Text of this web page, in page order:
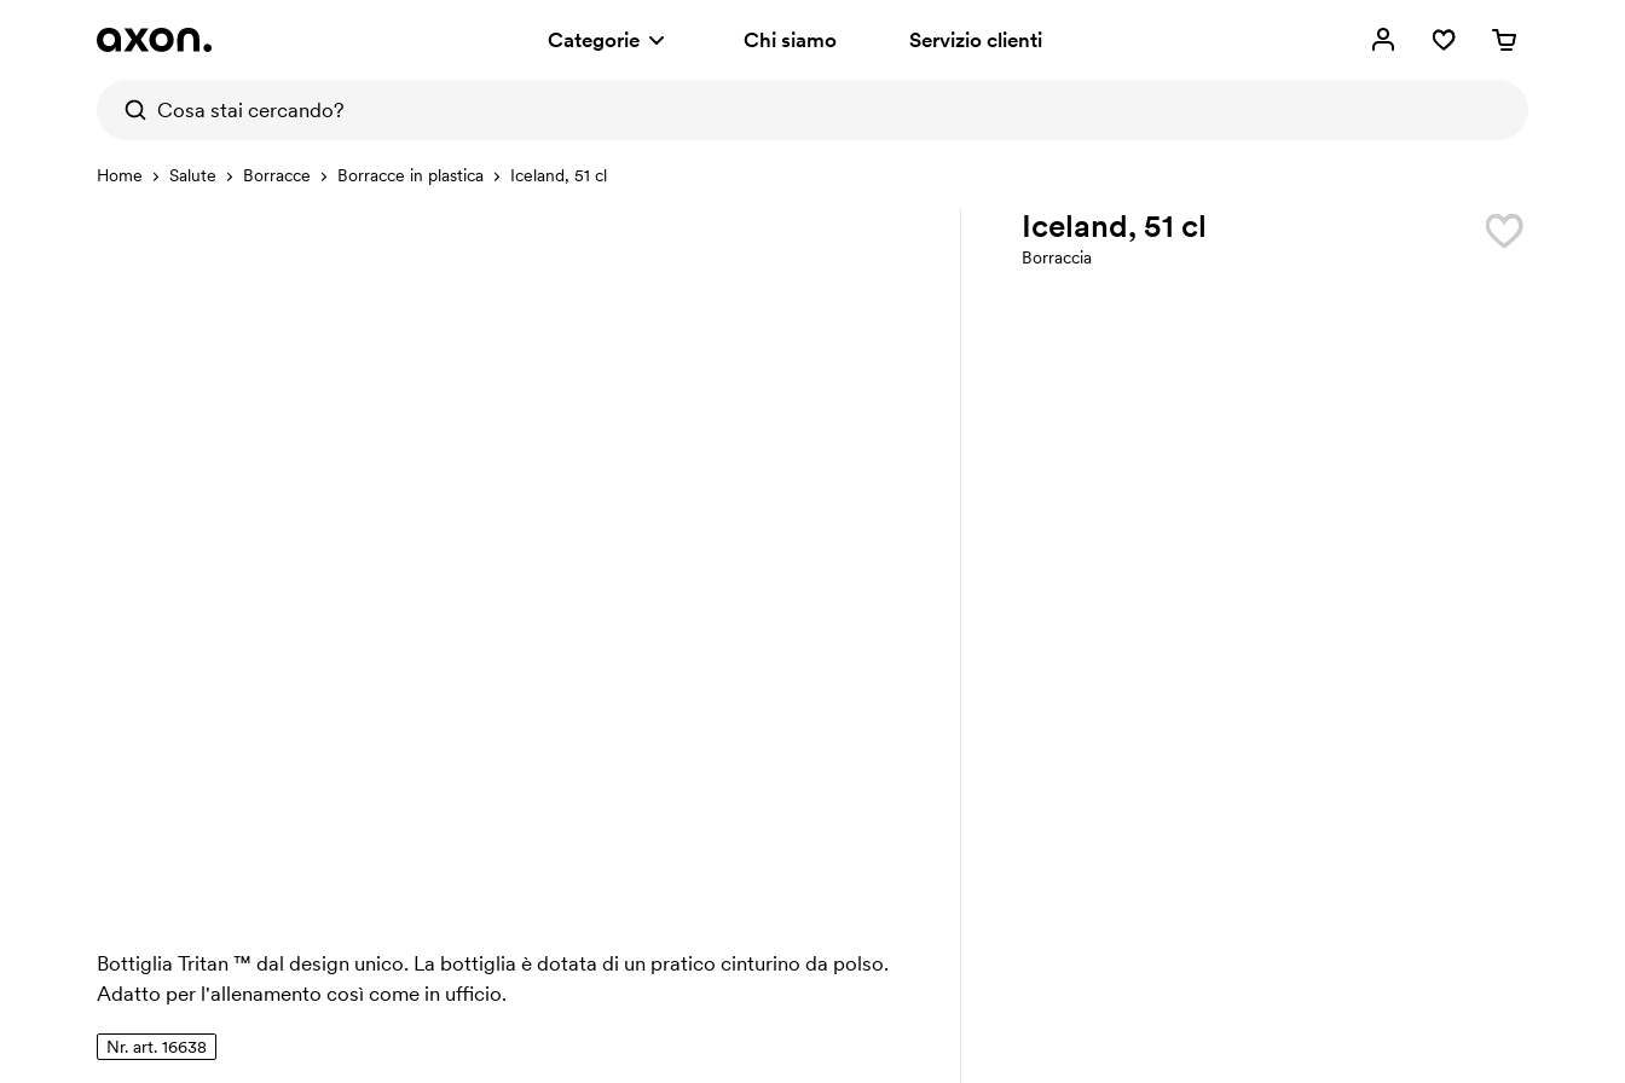
Categorie Chi siamo Servizio clienti
Home Salute Borracce Borracce in plastica Iceland, 51 cl
Iceland, 51 cl
Borraccia
Bottiglia Tritan ™ dal design unico. La bottiglia è dotata di un pratico cinturino da polso.
Adatto per l'allenamento così come in ufficio.
Nr. art. 16638